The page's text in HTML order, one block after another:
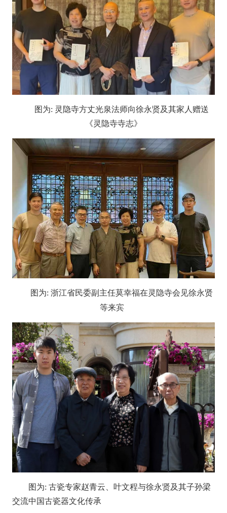
图为: 灵隐寺方丈光泉法师向徐永贤及其家人赠送
《灵隐寺寺志》
图为: 浙江省民委副主任莫幸福在灵隐寺会见徐永贤
等来宾
图为: 古瓷专家赵青云、叶文程与徐永贤及其子孙梁
交流中国古瓷器文化传承